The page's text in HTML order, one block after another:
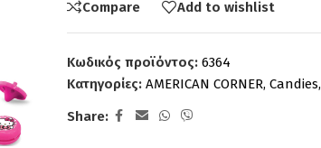
Compare Add to wishlist
Κωδικός προϊόντος: 6364
Κατηγορίες: AMERICAN CORNER, Candies,
Share: